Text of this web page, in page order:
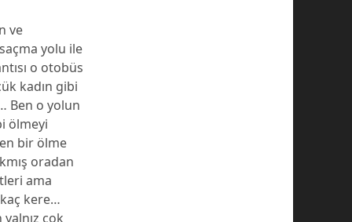
ve
yolu ile
o otobüs
kadın gibi
Ben o yolun
ölmeyi
bir ölme
oradan
ama
kere…
çok